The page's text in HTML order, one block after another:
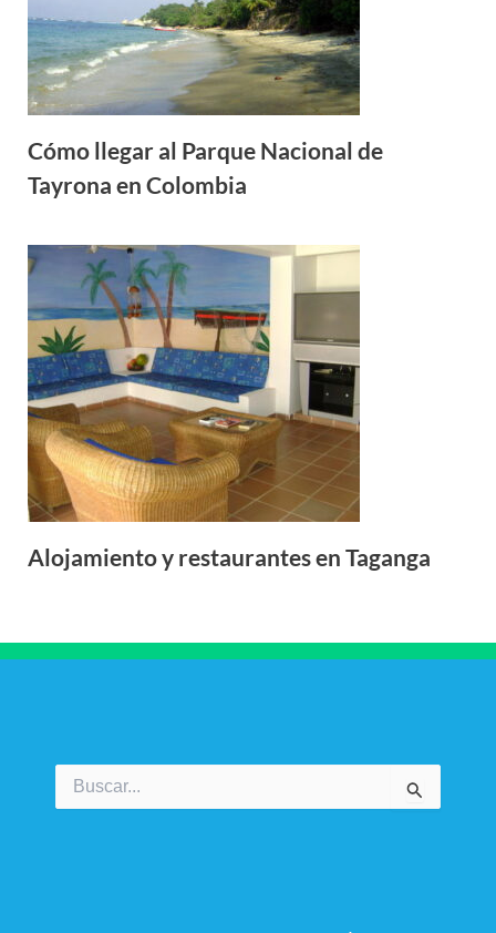
Cómo llegar al Parque Nacional de
Tayrona en Colombia
Alojamiento y restaurantes en Taganga
Buscar
por: